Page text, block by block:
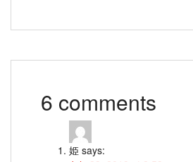
6 comments
姫 says: